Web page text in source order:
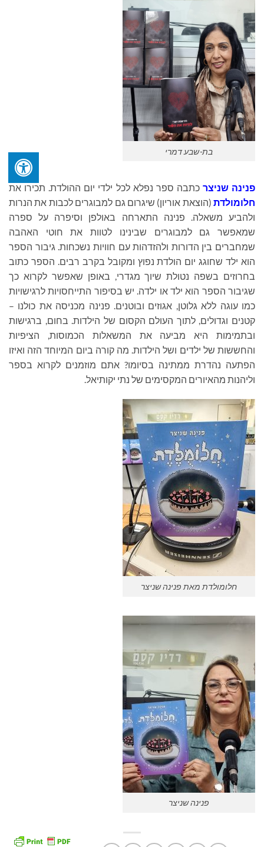
בת-שבע דמרי
פנינה שניצר כתבה ספר נפלא לכל ילדי יום ההולדת. תכירו את
חלומולדת (הוצאת אוריון) שיגרום גם למבוגרים לכבות את הנרות
ולהביע משאלה. פנינה התארחה באולפן וסיפרה על ספרה
שמאפשר גם למבוגרים שבינינו לטוות את חוטי האהבה
שמחברים בין הדורות ולהזדהות עם חוויות נשכחות. גיבור הספר
הוא ילד שחוגג יום הולדת נפוץ ומקובל בקרב רבים. הספר כתוב
בחרוזים בשפה נטולת שיוך מגדרי, באופן שאפשר לקרוא כך
שגיבור הספר הוא ילד או ילדה. יש בסיפור התייחסויות לרגישויות
כמו עוגה ללא גלוטן, אגוזים ובוטנים. פנינה מכניסה את כולנו –
קטנים וגדולים, לתוך העולם הקסום של הילדות. בחום, ברגישות
ובתמימות היא מביעה את המשאלות הכמוסות, הציפיות
והחששות של ילדים ושל הילדות. מה קורה ביום המיוחד הזה ואיזו
הפתעה נהדרת ממתינה בסיומו? אתם מוזמנים לקרוא בספר
וליהנות מהאיורים המקסימים של נתי יקותיאל.
חלומולדת מאת פנינה שניצר
פנינה שניצר